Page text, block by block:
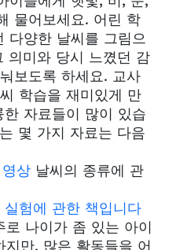
물어보세요. 어린 학
다양한 날씨를 그림으
의미와 당시 느꼈던 감
보도록 하세요. 교사
학습을 재미있게 만
자료들이 많이 있습
몇 가지 자료는 다음
상 날씨의 종류에 관
험에 관한 책입니다
로 나이가 좀 있는 아이
지만, 많은 활동들을 어